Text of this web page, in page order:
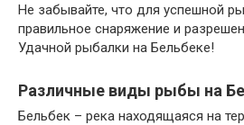
Не забывайте, что для успешной
правильное снаряжение и
Удачной рыбалки на Бельбеке!
Различные виды рыбы на
Бельбек – река находящаяся на